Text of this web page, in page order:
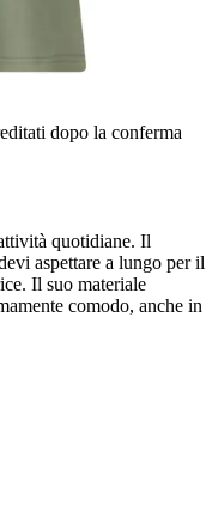
dopo la conferma
quotidiane. Il
aspettare a lungo per il
Il suo materiale
comodo, anche in